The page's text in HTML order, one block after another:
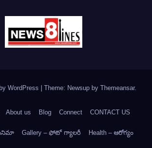
WordPress Theme: Newsup by Themeansar.
About us Blog Connect CONTACT US
సినిమా Gallery – ఫోటో గ్యాలరీ Health – ఆరోగ్యం